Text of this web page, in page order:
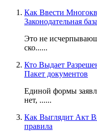
Как Ввести
Законодательная база
Это не
ско......
Кто Выдает
Пакет документов
Единой формы
нет, ......
Как Выглядит Акт
правила